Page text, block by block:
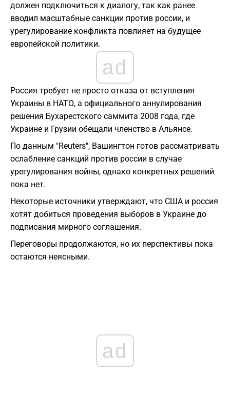
должен подключиться к диалогу, так как ранее
вводил масштабные санкции против россии, и
урегулирование конфликта повлияет на будущее
европейской политики.
ad
Россия требует не просто отказа от вступления
Украины в НАТО, а официального аннулирования
решения Бухарестского саммита 2008 года, где
Украине и Грузии обещали членство в Альянсе.
По данным "Reuters", Вашингтон готов рассматривать
ослабление санкций против россии в случае
урегулирования войны, однако конкретных решений
пока нет.
Некоторые источники утверждают, что США и россия
хотят добиться проведения выборов в Украине до
подписания мирного соглашения.
Переговоры продолжаются, но их перспективы пока
остаются неясными.
ad